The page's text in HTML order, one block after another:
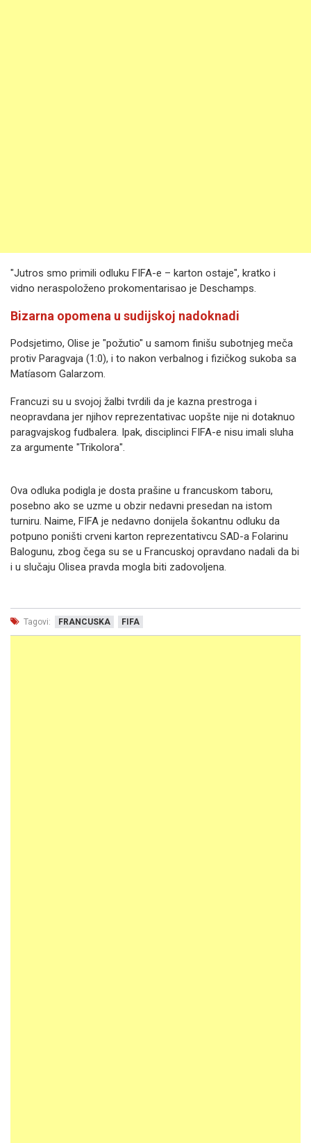
"Jutros smo primili odluku FIFA-e – karton ostaje", kratko i
vidno neraspoloženo prokomentarisao je Deschamps.
Bizarna opomena u sudijskoj nadoknadi
Podsjetimo, Olise je "požutio" u samom finišu subotnjeg meča
protiv Paragvaja (1:0), i to nakon verbalnog i fizičkog sukoba sa
Matíasom Galarzom.
Francuzi su u svojoj žalbi tvrdili da je kazna prestroga i
neopravdana jer njihov reprezentativac uopšte nije ni dotaknuo
paragvajskog fudbalera. Ipak, disciplinci FIFA-e nisu imali sluha
za argumente "Trikolora".
Ova odluka podigla je dosta prašine u francuskom taboru,
posebno ako se uzme u obzir nedavni presedan na istom
turniru. Naime, FIFA je nedavno donijela šokantnu odluku da
potpuno poništi crveni karton reprezentativcu SAD-a Folarinu
Balogunu, zbog čega su se u Francuskoj opravdano nadali da bi
i u slučaju Olisea pravda mogla biti zadovoljena.
Tagovi: FRANCUSKA FIFA